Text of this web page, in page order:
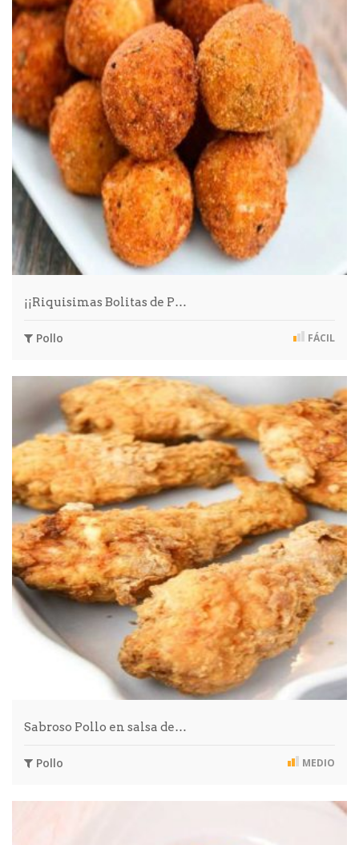
¡¡Riquisimas Bolitas de P…
Pollo FÁCIL
Sabroso Pollo en salsa de…
Pollo MEDIO